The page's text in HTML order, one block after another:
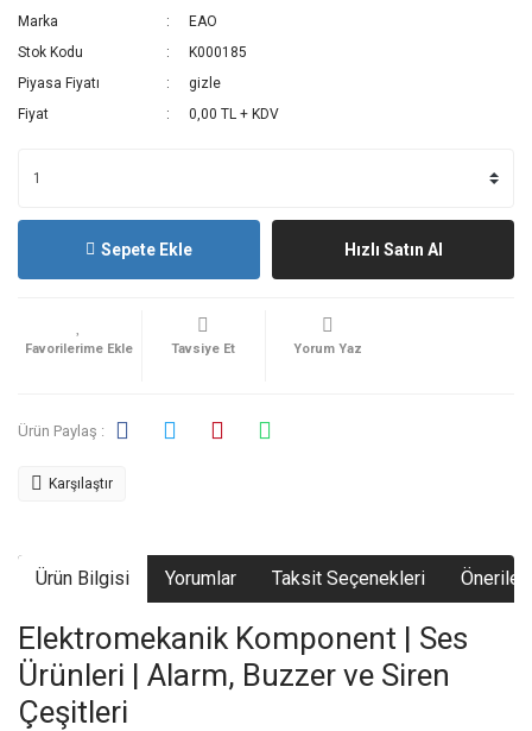
Marka
EAO
Stok Kodu
K000185
Piyasa Fiyatı
gizle
Fiyat
0,00 TL + KDV
Sepete Ekle Hızlı Satın Al
Tavsiye Et Yorum Yaz
Ürün Paylaş :
Karşılaştır
Ürün Bilgisi Yorumlar Taksit Seçenekleri
Elektromekanik Komponent | Ses
Ürünleri | Alarm, Buzzer ve Siren
Çeşitleri